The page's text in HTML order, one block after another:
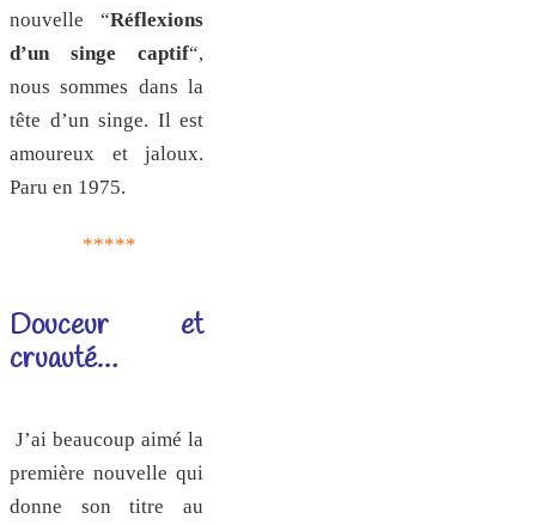
nouvelle “Réflexions
d’un singe captif“,
nous sommes dans la
tête d’un singe. Il est
amoureux et jaloux.
Paru en 1975.
*****
Douceur et
cruauté…
J’ai beaucoup aimé la
première nouvelle qui
donne son titre au